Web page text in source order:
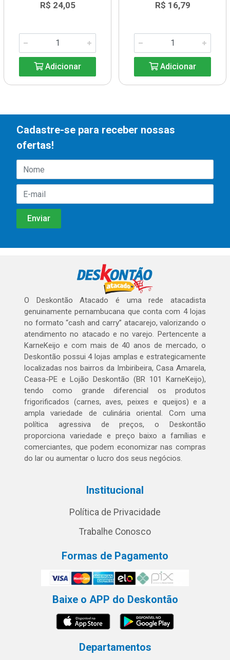
R$ 24,05
Adicionar
R$ 16,79
Adicionar
Cadastre-se para receber nossas
ofertas!
O Deskontão Atacado é uma rede atacadista
genuinamente pernambucana que conta com 4 lojas
no formato “cash and carry” atacarejo, valorizando o
atendimento no atacado e no varejo. Pertencente a
KarneKeijo e com mais de 40 anos de mercado, o
Deskontão possui 4 lojas amplas e estrategicamente
localizadas nos bairros da Imbiribeira, Casa Amarela,
Ceasa-PE e Lojão Deskontão (BR 101 KarneKeijo),
tendo como grande diferencial os produtos
frigorificados (carnes, aves, peixes e queijos) e a
ampla variedade de culinária oriental. Com uma
política agressiva de preços, o Deskontão
proporciona variedade e preço baixo a famílias e
comerciantes, que podem economizar nas compras
do lar ou aumentar o lucro dos seus negócios.
Institucional
Política de Privacidade
Trabalhe Conosco
Formas de Pagamento
Baixe o APP do Deskontão
Departamentos